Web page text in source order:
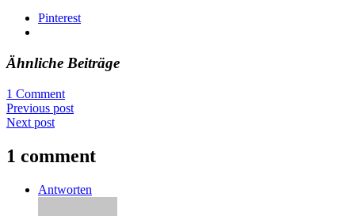
Pinterest
Ähnliche Beiträge
1 Comment
Previous post
Next post
1 comment
Antworten